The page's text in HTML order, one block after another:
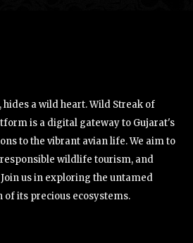
a wild heart. Wild Streak of
is a digital gateway to Gujarat's
to the vibrant avian life. We aim to
wildlife tourism, and
us in exploring the untamed
its precious ecosystems.